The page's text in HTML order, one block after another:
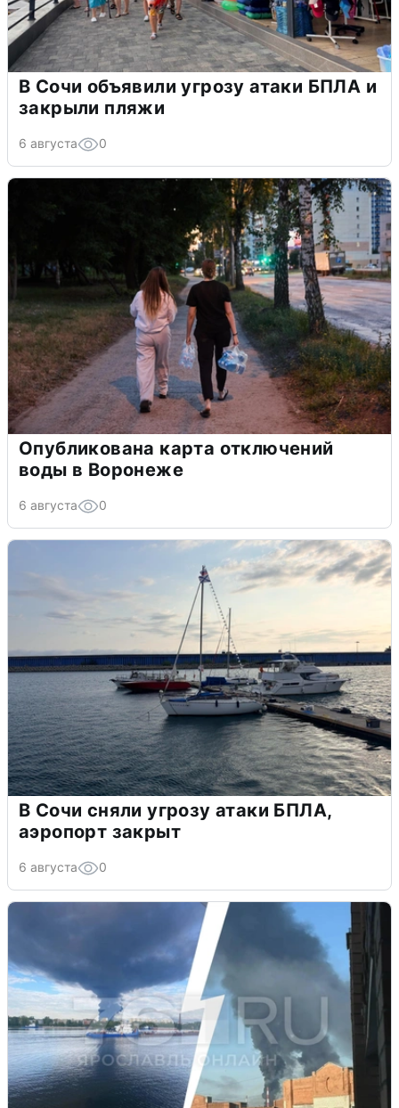
В Сочи объявили угрозу атаки БПЛА и
закрыли пляжи
6 августа 0
Опубликована карта отключений
воды в Воронеже
6 августа 0
В Сочи сняли угрозу атаки БПЛА,
аэропорт закрыт
6 августа 0